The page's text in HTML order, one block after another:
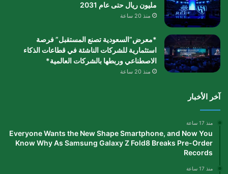
مليون ريال حتى عام 2031
منذ 20 ساعة
*معرض”السعودية تصنع المستقبل” فرصة
استثمارية للشركات الناشئة في قطاعات الذكاء
الاصطناعي وربطها بالشركات العالمية*
منذ 20 ساعة
آخر الأخبار
منذ 17 ساعة
Everyone Wants the New Shape Smartphone, and Now You
Know Why As Samsung Galaxy Z Fold8 Breaks Pre-Order
Records
منذ 17 ساعة